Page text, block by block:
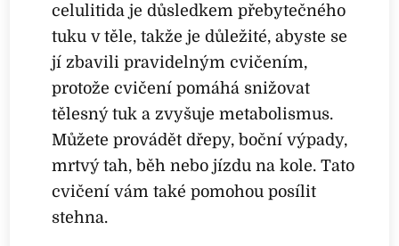
celulitida je důsledkem přebytečného
tuku v těle, takže je důležité, abyste se
jí zbavili pravidelným cvičením,
protože cvičení pomáhá snižovat
tělesný tuk a zvyšuje metabolismus.
Můžete provádět dřepy, boční výpady,
mrtvý tah, běh nebo jízdu na kole. Tato
cvičení vám také pomohou posílit
stehna.